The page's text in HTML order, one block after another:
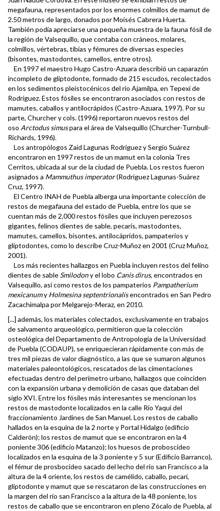
megafauna, representados por los enormes colmillos de mamut de
2.50 metros de largo, donados por Moisés Cabrera Huerta.
También podía apreciarse una pequeña muestra de la fauna fósil de
la región de Valsequillo, que contaba con cráneos, molares,
colmillos, vértebras, tibias y fémures de diversas especies
(bisontes, mastodontes, camellos, entre otros).
En 1997 el maestro Hugo Castro-Azuara describió un caparazón
incompleto de gliptodonte, formado de 215 escudos, recolectados
en los sedimentos pleistocénicos del río Ajamilpa, en Tepexi de
Rodríguez. Estos fósiles se encontraron asociados con restos de
mamutes, caballos y antilocrápidos (Castro-Azuara, 1997). Por su
parte, Churcher y cols. (1996) reportaron nuevos restos del
oso Arctodus simuspara el área de Valsequillo (Churcher-Turnbull-
Richards, 1996).
Los antropólogos Zaid Lagunas Rodríguez y Sergio Suárez
encontraron en 1997 restos de un mamut en la colonia Tres
Cerritos, ubicada al sur de la ciudad de Puebla. Los restos fueron
asignados a Mammuthus imperator(Rodríguez Lagunas-Suárez
Cruz, 1997).
El Centro INAH de Puebla alberga una importante colección de
restos de megafauna del estado de Puebla, entre los que se
cuentan más de 2,000 restos fósiles que incluyen perezosos
gigantes, felinos dientes de sable, pecarís, mastodontes,
mamutes, camellos, bisontes, antilocápridos, pampaterios y
gliptodontes, como lo describe Cruz-Muñoz en 2001 (Cruz Muñoz,
2001).
Los más recientes hallazgos en Puebla incluyen restos del felino
dientes de sable Smilodony el lobo Canis dirus, encontrados en
Valsequillo, así como restos de los pampaterios Pampatherium
mexicanumy Holmesina septentrionalisencontrados en San Pedro
Zacachimalpa por Melgarejo-Meraz, en 2010.
[...] además, los materiales colectados, exclusivamente en trabajos
de salvamento arqueológico, permitieron que la colección
osteológica del Departamento de Antropología de la Universidad
de Puebla (CODAUP), se enriquecieran rápidamente con más de
tres mil piezas de valor diagnóstico, a las que se sumaron algunos
materiales paleontológicos, rescatados de las cimentaciones
efectuadas dentro del perímetro urbano, hallazgos que coinciden
con la expansión urbana y demolición de casas que databan del
siglo XVI. Entre los fósiles más interesantes se mencionan los
restos de mastodonte localizados en la calle Río Yaqui del
fraccionamiento Jardines de San Manuel. Los restos de caballo
hallados en la esquina de la 2 norte y Portal Hidalgo (edificio
Calderón); los restos de mamut que se encontraron en la 4
poniente 306 (edificio Matanzo); los huesos de proboscídeo
localizados en la esquina de la 3 poniente y 5 sur (Edificio Barranco),
el fémur de prosbocídeo sacado del lecho del río san Francisco a la
altura de la 4 oriente, los restos de camélido, caballo, pecarí,
gliptodonte y mamut que se rescataron de las construcciones en
la margen del río san Francisco a la altura de la 48 poniente, los
restos de caballo que se encontraron en pleno Zócalo de Puebla, al